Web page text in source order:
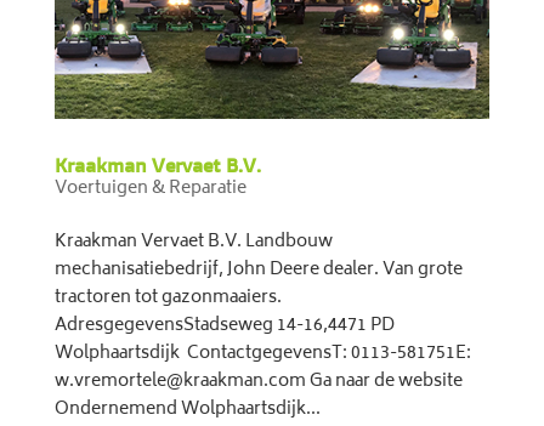
Kraakman Vervaet B.V.
Voertuigen & Reparatie
Kraakman Vervaet B.V. Landbouw
mechanisatiebedrijf, John Deere dealer. Van grote
tractoren tot gazonmaaiers.
AdresgegevensStadseweg 14-16,4471 PD
Wolphaartsdijk ContactgegevensT: 0113-581751E:
w.vremortele@kraakman.com Ga naar de website
Ondernemend Wolphaartsdijk...